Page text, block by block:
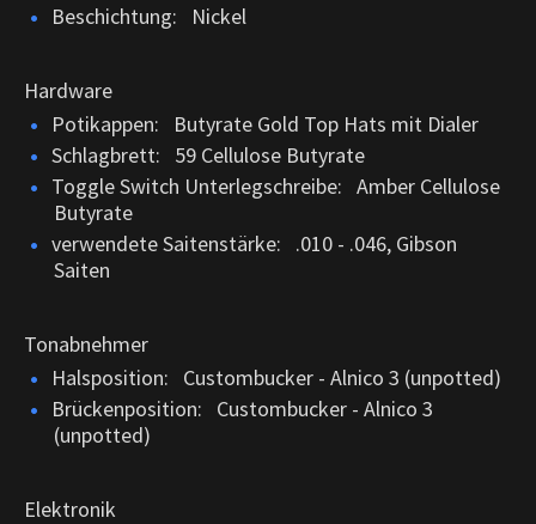
Beschichtung: Nickel
Hardware
Potikappen: Butyrate Gold Top Hats mit Dialer
Schlagbrett: 59 Cellulose Butyrate
Toggle Switch Unterlegschreibe: Amber Cellulose
Butyrate
verwendete Saitenstärke: .010 - .046, Gibson
Saiten
Tonabnehmer
Halsposition: Custombucker - Alnico 3 (unpotted)
Brückenposition: Custombucker - Alnico 3
(unpotted)
Elektronik